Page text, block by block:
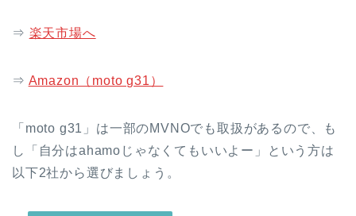
⇒ 楽天市場へ
⇒ Amazon（moto g31）
「moto g31」は一部のMVNOでも取扱があるので、も
し「自分はahamoじゃなくてもいいよー」という方は
以下2社から選びましょう。